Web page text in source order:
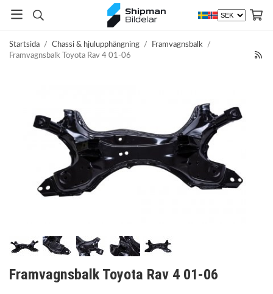
Startsida / Chassi & hjulupphängning / Framvagnsbalk /
Framvagnsbalk Toyota Rav 4 01-06
Framvagnsbalk Toyota Rav 4 01-06